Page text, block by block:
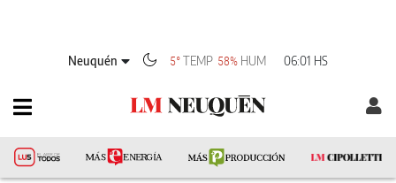
Neuquén 5°TEMP 58% HUM 06:01 HS